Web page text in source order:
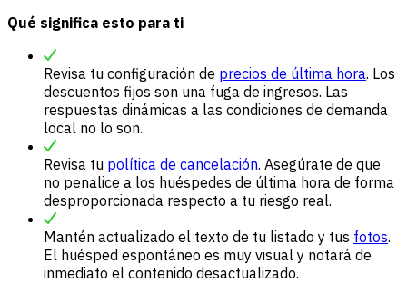
Qué significa esto para ti
Revisa tu configuración de precios de última hora. Los
descuentos fijos son una fuga de ingresos. Las
respuestas dinámicas a las condiciones de demanda
local no lo son.
Revisa tu política de cancelación. Asegúrate de que
no penalice a los huéspedes de última hora de forma
desproporcionada respecto a tu riesgo real.
Mantén actualizado el texto de tu listado y tus fotos.
El huésped espontáneo es muy visual y notará de
inmediato el contenido desactualizado.